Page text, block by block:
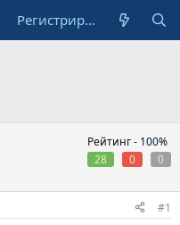
Регистрирай се
Рейтинг - 100%
28
0 0
#1